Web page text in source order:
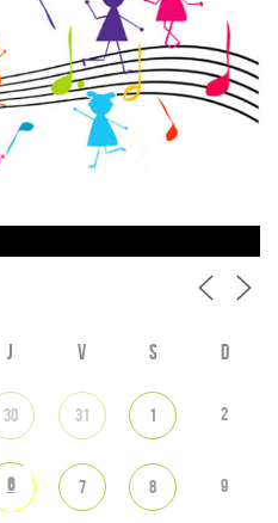
J V S D
30 31 1 2
6 7 8 9